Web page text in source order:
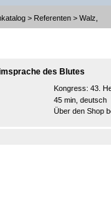
> Referenten > Walz,
des Blutes
Kongress: 43.
45 min, deutsch
Über den Shop